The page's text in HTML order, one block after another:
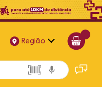
Região
Alagoas
Bahia